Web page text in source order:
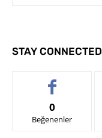
STAY CONNECTED
0
Beğenenler